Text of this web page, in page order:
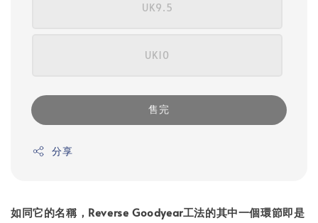
UK9.5
UK10
售完
分享
如同它的名稱，Reverse Goodyear工法的其中一個環節即是